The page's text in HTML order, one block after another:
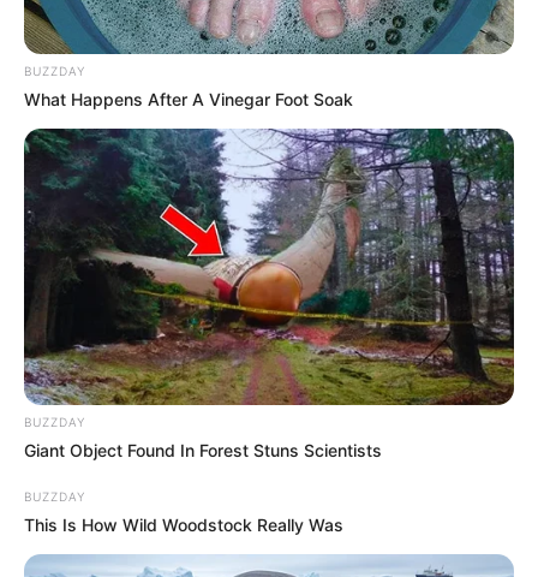
Zwecke kostenlos benutzt werden. Weiteres siehe
Bilderfreigabe.
Das Wissen, das die Bauern schon seit Jahrtausenden
bei der Tier- und Pflanzenzucht anwenden, hatte
Charles Darwin 1858 der universitären Welt gelehrt. Die
mussten die Abstammungslehre ja endlich auch mal
lernen.
weitere Kalauer
Quermania folgen: Impressum & Kontakt
Smartphone Startseite
BUZZDAY
What Happens After A Vinegar Foot Soak
BUZZDAY
Giant Object Found In Forest Stuns Scientists
BUZZDAY
This Is How Wild Woodstock Really Was